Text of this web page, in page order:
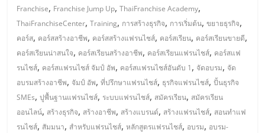
ปรึกษา
แฟ
รน
ไชส์,
รวม
แฟ
รน
ไชส์
ขาย
Franchise, Franchise Jump Up,ThaiFranchise Academy,
ThaiFranchiseCenter,Training, การสร้างธุรกิจ, การเริ่มต้น,ขยายธุรกิจ,
คอร์ส, คอร์สสร้างอาชีพ, คอร์สสร้างแฟรนไชส์, คอร์สเรียน, คอร์สเรียนขายดี,
คอร์สเรียนน่าสนใจ, คอร์สเรียนสร้างอาชีพ, คอร์สเรียนแฟรนไชส์, คอร์สแฟ
รนไชส์, คอร์สแฟรนไชส์ จัมป์ อัพ, คอร์สแฟรนไชส์อันดับ 1, จัดอบรม, จัด
อบรมสร้างอาชีพ, จัมป์ อัพ,ที่ปรึกษาแฟรนไชส์, ธุรกิจแฟรนไชส์,ปั้นธุรกิจ
SMEs,ปูพื้นฐานแฟรนไชส์, ระบบแฟรนไชส์, สมัครเรียน, สมัครเรียน
ออนไลน์, สร้างธุรกิจ, สร้างอาชีพ, สร้างแบรนด์, สร้างแฟรนไชส์, สอนทำแฟ
รนไชส์, สัมมนา, สำหรับแฟรนไชส์,หลักสูตรแฟรนไชส์, อบรม, อบรม-